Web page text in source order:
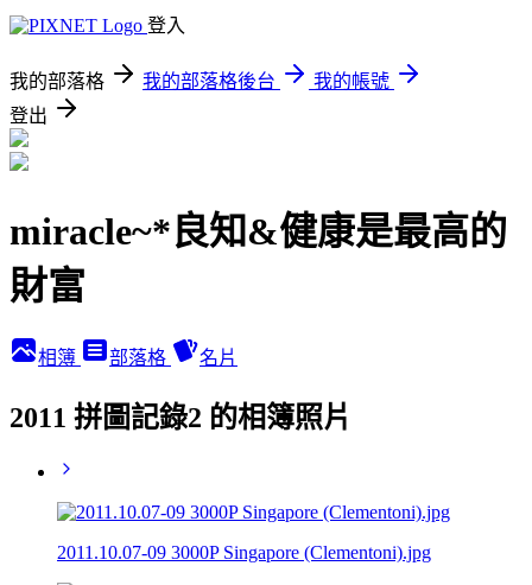
登入
我的部落格 我的部落格後台
我的帳號
登出
miracle~*良知&健康是最高的
財富
相簿 部落格 名片
2011 拼圖記錄2 的相簿照片
2011.10.07-09 3000P Singapore (Clementoni).jpg